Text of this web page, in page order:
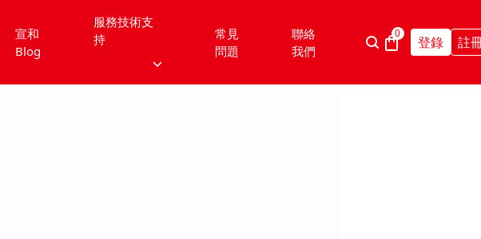
宣和
Blog
服務技術支
持
常見
問題
聯絡
我們
0
登錄 註